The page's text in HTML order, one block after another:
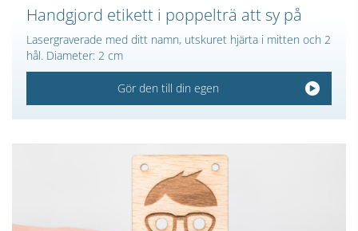
Handgjord etikett i poppelträ att sy på
Lasergraverade med ditt namn, utskuret hjärta i mitten och 2
hål. Diameter: 2 cm
Gör den till din egen